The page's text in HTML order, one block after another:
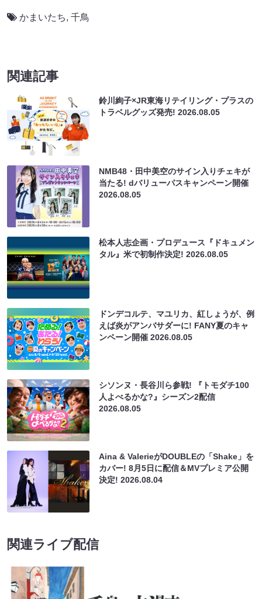
かまいたち, 千鳥
関連記事
鈴川絢子×JR東海リテイリング・プラスの
トラベルグッズ発売!2026.08.05
NMB48・田中美空のサイン入りチェキが
当たる! dバリューパスキャンペーン開催
2026.08.05
松本人志企画・プロデュース『ドキュメン
タル』米で初制作決定!2026.08.05
ドンデコルテ、マユリカ、紅しょうが、例
えば炎がアンバサダーに! FANY夏のキャ
ンペーン開催2026.08.05
シソンヌ・長谷川ら参戦! 『トモダチ100
人よべるかな?』シーズン2配信
2026.08.05
Aina & ValerieがDOUBLEの「Shake」を
カバー! 8月5日に配信＆MVプレミア公開
決定!2026.08.04
関連ライブ配信